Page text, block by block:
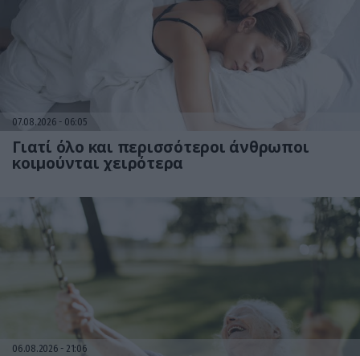
07.08.2026 06:05
Γιατί όλο και περισσότεροι άνθρωποι
κοιμούνται χειρότερα
06.08.2026 21:06